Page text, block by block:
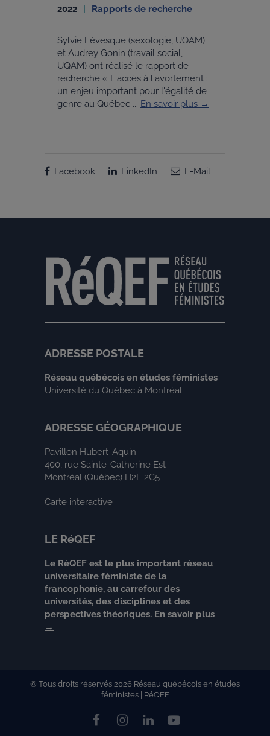
2022 Rapports de recherche
Sylvie Lévesque (sexologie, UQAM)
et Audrey Gonin (travail social,
UQAM) ont réalisé le rapport de
recherche « L'accès à l'avortement :
un enjeu important pour l'égalité de
genre au Québec ... En savoir plus →
Facebook LinkedIn E-Mail
ADRESSE POSTALE
Réseau québécois en études féministes
Université du Québec à Montréal
ADRESSE GÉOGRAPHIQUE
Pavillon Hubert-Aquin
400, rue Sainte-Catherine Est
Montréal (Québec) H2L 2C5
Carte interactive
LE RéQEF
Le RéQEF est le plus important réseau
universitaire féministe de la
francophonie, au carrefour des
universités, des disciplines et des
perspectives théoriques. En savoir plus
→
© Tous droits réservés 2026 Réseau québécois en études
féministes | RéQEF